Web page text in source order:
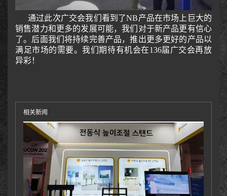
通过此次广交会我们看到了NB产品在市场上巨大的
销售潜力和更多的发展可能，我们对于新产品更有信心
了。后面我们将持续完善产品，推出更多更好的产品以
满足市场的需要。我们期待有机会在136届广交会再放
异彩！
相关新闻